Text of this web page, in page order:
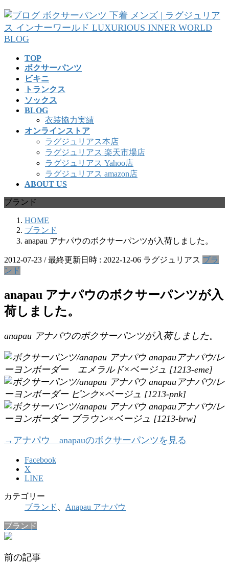
コ
ン
テ
ン
ナ
ビ
ゲ
ー
TOP
ボクサーパンツ
ビキニ
トランクス
ソックス
BLOG
衣装協力実績
オンラインストア
ラグジュリアス本店
ラグジュリアス 楽天市場店
ラグジュリアス Yahoo店
ラグジュリアス amazon店
ABOUT US
ブランド
HOME
ブランド
anapau アナパウのボクサーパンツが入荷しました。
2012-07-23 / 最終更新日時 : 2022-12-06 ラグジュリアス ブラ
ンド
anapau アナパウのボクサーパンツが入
荷しました。
anapau アナパウのボクサーパンツが入荷しました。
→アナパウ anapauのボクサーパンツを見る
Facebook
X
LINE
カテゴリー
ブランド
Anapau アナパウ
ブランド
前の記事